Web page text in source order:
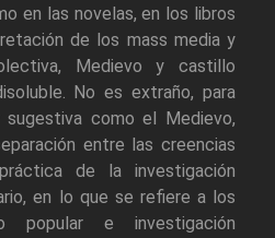
en las novelas, en los libros
de los mass media y
Medievo y castillo
No es extraño, para
como el Medievo,
entre las creencias
de la investigación
en lo que se refiere a los
popular e investigación